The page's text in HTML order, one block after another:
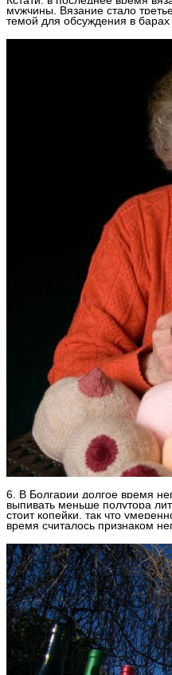
мужчины. Вязание стало
темой для обсуждения в барах
6. В Болгарии долгое время
выпивать меньше полутора
стоит копейки, так что
время считалось признаком